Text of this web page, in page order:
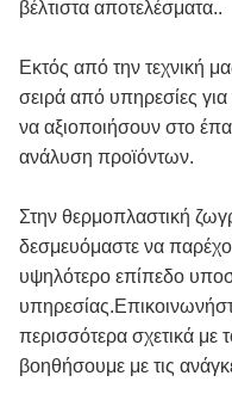
βέλτιστα αποτελέσματα..
Εκτός από την τεχνική
σειρά από υπηρεσίες
να αξιοποιήσουν στο
ανάλυση προϊόντων.
Στην θερμοπλαστική
δεσμευόμαστε να
υψηλότερο επίπεδο
περισσότερα σχετικά
βοηθήσουμε με τις